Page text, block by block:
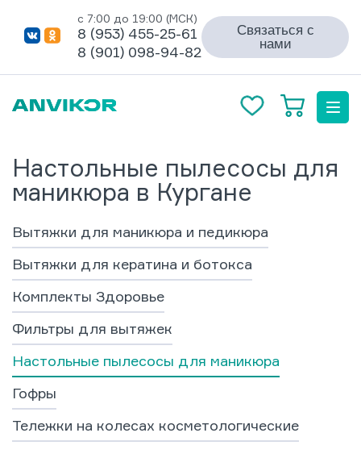
с 7:00 до 19:00 (МСК)
8 (953) 455-25-61
8 (901) 098-94-82
Связаться с
нами
Настольные пылесосы для
маникюра в Кургане
Вытяжки для маникюра и педикюра
Вытяжки для кератина и ботокса
Комплекты Здоровье
Фильтры для вытяжек
Настольные пылесосы для маникюра
Гофры
Тележки на колесах косметологические